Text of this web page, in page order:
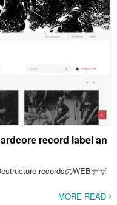
record label an
recordsのWEBデザ
MORE READ